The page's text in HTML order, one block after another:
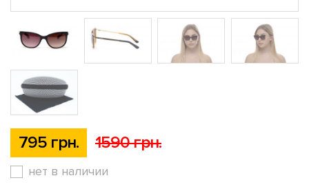
795 грн. 1590 грн.
нет в наличии